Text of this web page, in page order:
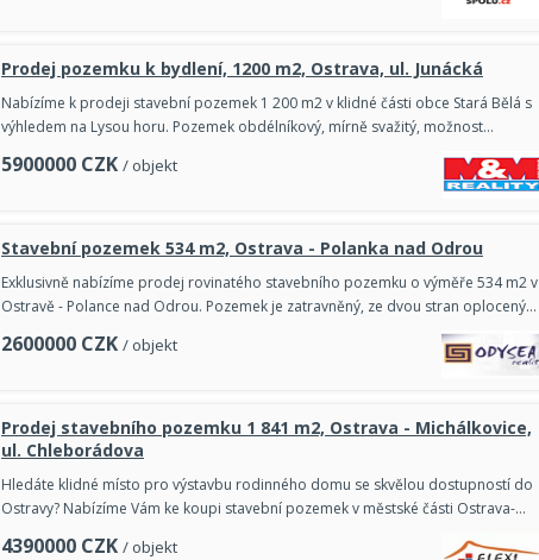
Prodej pozemku k bydlení, 1200 m2, Ostrava, ul. Junácká
Nabízíme k prodeji stavební pozemek 1 200 m2 v klidné části obce Stará Bělá s
výhledem na Lysou horu. Pozemek obdélníkový, mírně svažitý, možnost…
5900000 CZK / objekt
Stavební pozemek 534 m2, Ostrava - Polanka nad Odrou
Exklusivně nabízíme prodej rovinatého stavebního pozemku o výměře 534 m2 v
Ostravě - Polance nad Odrou. Pozemek je zatravněný, ze dvou stran oplocený…
2600000 CZK / objekt
Prodej stavebního pozemku 1 841 m2, Ostrava - Michálkovice,
ul. Chleborádova
Hledáte klidné místo pro výstavbu rodinného domu se skvělou dostupností do
Ostravy? Nabízíme Vám ke koupi stavební pozemek v městské části Ostrava-…
4390000 CZK / objekt